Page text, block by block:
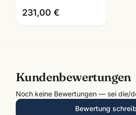
Kugelschreiber ·
0422/0419
231,00 €
Kundenbewertungen
Noch keine Bewertungen — sei die/
Bewertung